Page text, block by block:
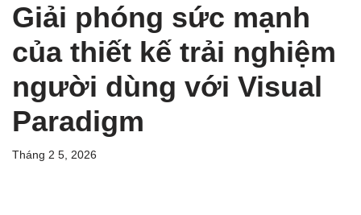
Giải phóng sức mạnh
của thiết kế trải nghiệm
người dùng với Visual
Paradigm
Tháng 2 5, 2026